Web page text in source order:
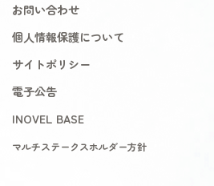
お問い合わせ
個人情報保護について
サイトポリシー
電子公告
INOVEL BASE
マルチステークスホルダー方針